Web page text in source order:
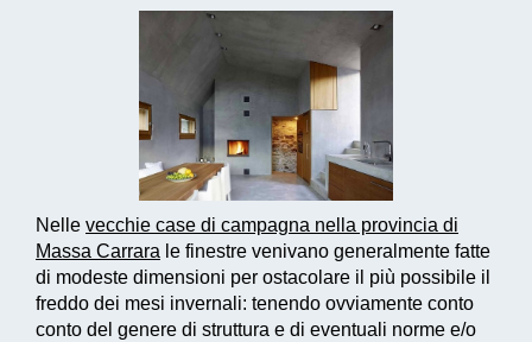
Nelle vecchie case di campagna nella provincia di
Massa Carrara le finestre venivano generalmente fatte
di modeste dimensioni per ostacolare il più possibile il
freddo dei mesi invernali: tenendo ovviamente conto
conto del genere di struttura e di eventuali norme e/o